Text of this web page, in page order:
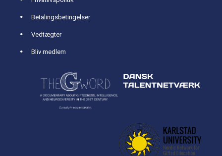
Betalingsbetingelser
Vedtægter
Bliv medlem